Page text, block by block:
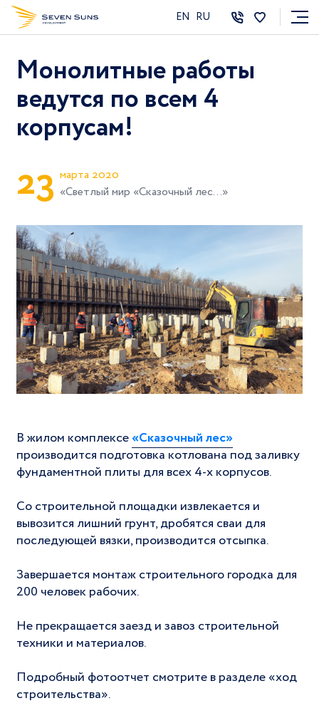
EN RU
Монолитные работы
ведутся по всем 4
корпусам!
23 марта 2020
«Светлый мир «Сказочный лес…»
В жилом комплексе«Сказочный лес»
производится подготовка котлована под заливку
фундаментной плиты для всех 4-х корпусов.
Со строительной площадки извлекается и
вывозится лишний грунт, дробятся сваи для
последующей вязки, производится отсыпка.
Завершается монтаж строительного городка для
200 человек рабочих.
Не прекращается заезд и завоз строительной
техники и материалов.
Подробный фотоотчет смотрите в разделе «ход
строительства».